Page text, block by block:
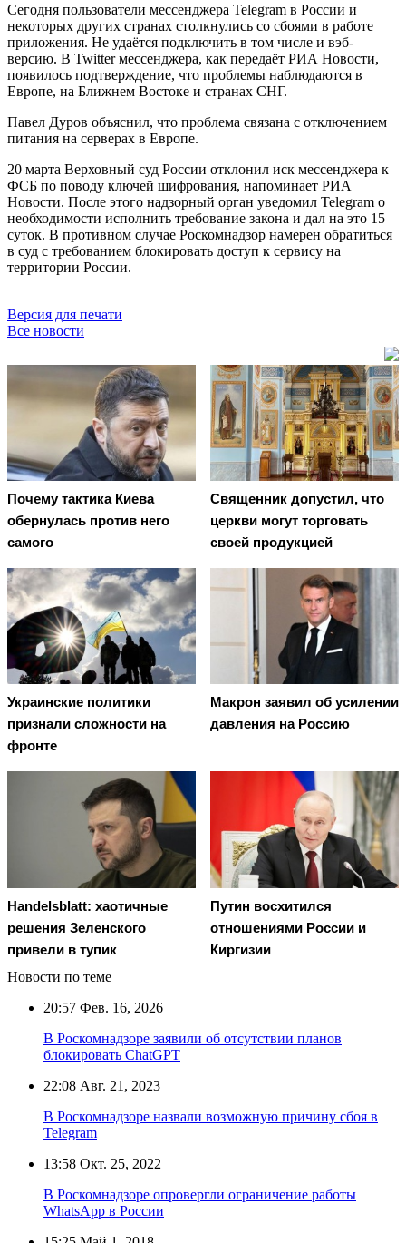
Сегодня пользователи мессенджера Telegram в России и
некоторых других странах столкнулись со сбоями в работе
приложения. Не удаётся подключить в том числе и вэб-
версию. В Twitter мессенджера, как передаёт РИА Новости,
появилось подтверждение, что проблемы наблюдаются в
Европе, на Ближнем Востоке и странах СНГ.
Павел Дуров объяснил, что проблема связана с отключением
питания на серверах в Европе.
20 марта Верховный суд России отклонил иск мессенджера к
ФСБ по поводу ключей шифрования, напоминает РИА
Новости. После этого надзорный орган уведомил Telegram о
необходимости исполнить требование закона и дал на это 15
суток. В противном случае Роскомнадзор намерен обратиться
в суд с требованием блокировать доступ к сервису на
территории России.
Версия для печати
Все новости
Почему тактика Киева
обернулась против него
самого
Священник допустил, что
церкви могут торговать
своей продукцией
Украинские политики
признали сложности на
фронте
Макрон заявил об усилении
давления на Россию
Handelsblatt: хаотичные
решения Зеленского
привели в тупик
Путин восхитился
отношениями России и
Киргизии
Новости по теме
20:57 Фев. 16, 2026
В Роскомнадзоре заявили об отсутствии планов
блокировать ChatGPT
22:08 Авг. 21, 2023
В Роскомнадзоре назвали возможную причину сбоя в
Telegram
13:58 Окт. 25, 2022
В Роскомнадзоре опровергли ограничение работы
WhatsApp в России